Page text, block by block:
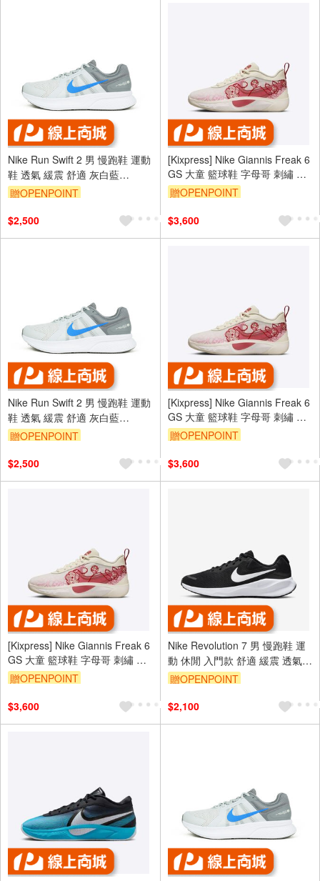
Nike Run Swift 2 男 慢跑鞋 運動
鞋 透氣 緩震 舒適 灰白藍
[CU3517-015]
贈OPENPOINT
$2,500
[Kixpress] Nike Giannis Freak 6
GS 大童 籃球鞋 字母哥 刺繡 玫
瑰 米白 粉 [HM4216-100]
贈OPENPOINT
$3,600
Nike Run Swift 2 男 慢跑鞋 運動
鞋 透氣 緩震 舒適 灰白藍
[CU3517-015]
贈OPENPOINT
$2,500
[Kixpress] Nike Giannis Freak 6
GS 大童 籃球鞋 字母哥 刺繡 玫
瑰 米白 粉 [HM4216-100]
贈OPENPOINT
$3,600
[Kixpress] Nike Giannis Freak 6
GS 大童 籃球鞋 字母哥 刺繡 玫
瑰 米白 粉 [HM4216-100]
贈OPENPOINT
$3,600
Nike Revolution 7 男 慢跑鞋 運
動 休閒 入門款 舒適 緩震 透氣
黑白 [FB2207-001]
贈OPENPOINT
$2,100